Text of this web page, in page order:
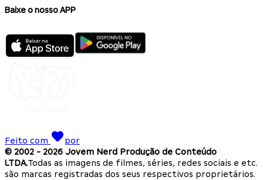
Baixe o nosso APP
Feito com
por
© 2002 - 2026 Jovem Nerd Produção de Conteúdo
LTDA.Todas as imagens de filmes, séries, redes sociais e etc.
são marcas registradas dos seus respectivos proprietários.